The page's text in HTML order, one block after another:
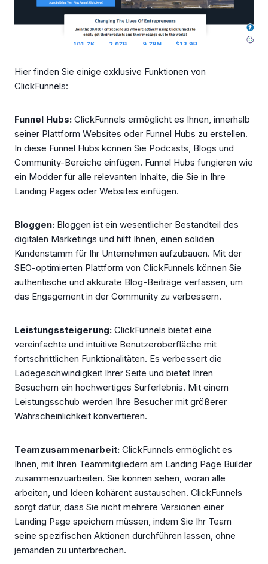
Hier finden Sie einige exklusive Funktionen von
ClickFunnels:
Funnel Hubs: ClickFunnels ermöglicht es Ihnen, innerhalb
seiner Plattform Websites oder Funnel Hubs zu erstellen.
In diese Funnel Hubs können Sie Podcasts, Blogs und
Community-Bereiche einfügen. Funnel Hubs fungieren wie
ein Modder für alle relevanten Inhalte, die Sie in Ihre
Landing Pages oder Websites einfügen.
Bloggen: Bloggen ist ein wesentlicher Bestandteil des
digitalen Marketings und hilft Ihnen, einen soliden
Kundenstamm für Ihr Unternehmen aufzubauen. Mit der
SEO-optimierten Plattform von ClickFunnels können Sie
authentische und akkurate Blog-Beiträge verfassen, um
das Engagement in der Community zu verbessern.
Leistungssteigerung: ClickFunnels bietet eine
vereinfachte und intuitive Benutzeroberfläche mit
fortschrittlichen Funktionalitäten. Es verbessert die
Ladegeschwindigkeit Ihrer Seite und bietet Ihren
Besuchern ein hochwertiges Surferlebnis. Mit einem
Leistungsschub werden Ihre Besucher mit größerer
Wahrscheinlichkeit konvertieren.
Teamzusammenarbeit: ClickFunnels ermöglicht es
Ihnen, mit Ihren Teammitgliedern am Landing Page Builder
zusammenzuarbeiten. Sie können sehen, woran alle
arbeiten, und Ideen kohärent austauschen. ClickFunnels
sorgt dafür, dass Sie nicht mehrere Versionen einer
Landing Page speichern müssen, indem Sie Ihr Team
seine spezifischen Aktionen durchführen lassen, ohne
jemanden zu unterbrechen.